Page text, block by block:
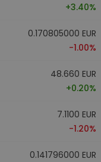
+3.40%
0.170805000 EUR
-1.00%
48.660 EUR
+0.20%
7.1100 EUR
-1.20%
0.141796000 EUR